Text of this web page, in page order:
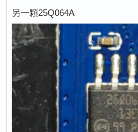
另一顆25Q064A